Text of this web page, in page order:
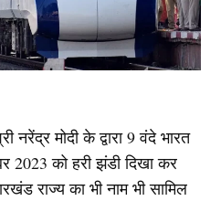
नरेंद्र मोदी के द्वारा 9 वंदे भारत
2023 को हरी झंडी दिखा कर
राज्य का भी नाम भी सामिल